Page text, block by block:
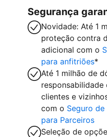
Segurança
Novidade: Até 1
proteção contra
adicional com o
para anfitriões*
Até 1 milhão de
clientes e
com o Seguro
para Parceiros
Seleção de